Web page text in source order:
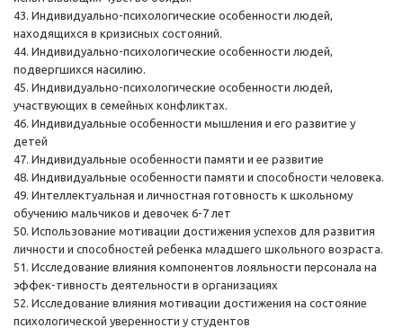
43. Индивидуально-психологические особенности людей,
находящихся в кризисных состояний.
44. Индивидуально-психологические особенности людей,
подвергшихся насилию.
45. Индивидуально-психологические особенности людей,
участвующих в семейных конфликтах.
46. Индивидуальные особенности мышления и его развитие у
детей
47. Индивидуальные особенности памяти и ее развитие
48. Индивидуальные особенности памяти и способности человека.
49. Интеллектуальная и личностная готовность к школьному
обучению мальчиков и девочек 6-7 лет
50. Использование мотивации достижения успехов для развития
личности и способностей ребенка младшего школьного возраста.
51. Исследование влияния компонентов лояльности персонала на
эффек-тивность деятельности в организациях
52. Исследование влияния мотивации достижения на состояние
психологической уверенности у студентов